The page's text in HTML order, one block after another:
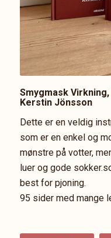
Smygmask
Kerstin Jönsson
Dette er en veldig
som er en enkel og
mønstre på votter,
luer og gode
best for pjoning.
95 sider med mange